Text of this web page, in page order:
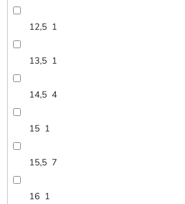
12,5 1
13,5 1
14,5 4
15 1
15,5 7
16 1